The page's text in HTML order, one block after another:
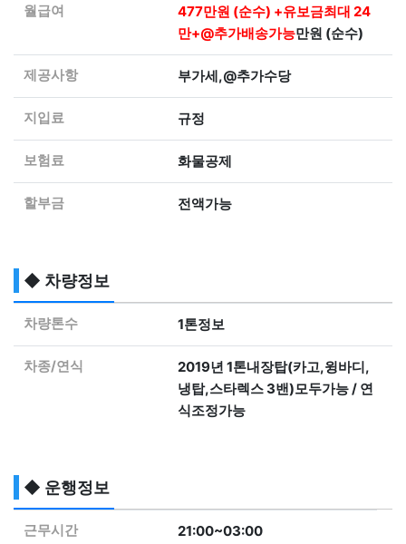
월급여
477만원 (순수) +유보금최대 24
만+@추가배송가능만원 (순수)
제공사항 부가세,@추가수당
지입료 규정
보험료 화물공제
할부금 전액가능
◆ 차량정보
차량톤수 1톤정보
차종/연식
2019년 1톤내장탑(카고,윙바디,
냉탑,스타렉스 3밴)모두가능 / 연
식조정가능
◆ 운행정보
근무시간 21:00~03:00